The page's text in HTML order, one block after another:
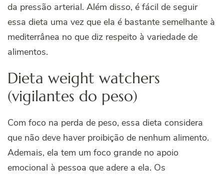
da pressão arterial. Além disso, é fácil de seguir
essa dieta uma vez que ela é bastante semelhante à
mediterrânea no que diz respeito à variedade de
alimentos.
Dieta weight watchers
(vigilantes do peso)
Com foco na perda de peso, essa dieta considera
que não deve haver proibição de nenhum alimento.
Ademais, ela tem um foco grande no apoio
emocional à pessoa que adere a ela. Os